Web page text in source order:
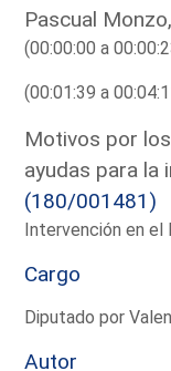
Pascual
(00:00:00 a
(00:01:39 a
Motivos por
ayudas para la
(180/001481)
Intervención en
Cargo
Diputado por
Autor